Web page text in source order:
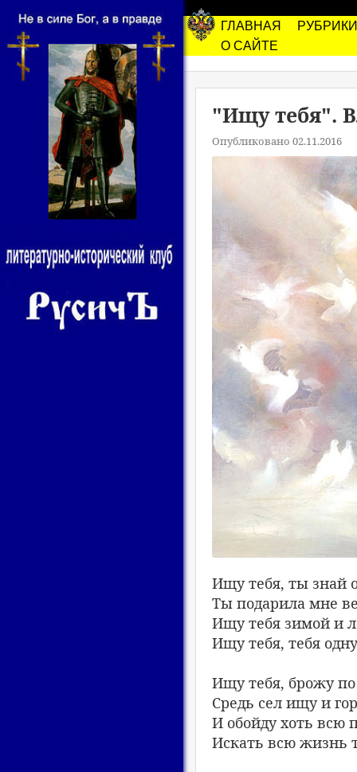
ГЛАВНАЯ
РУБРИКИ
О САЙТЕ
"Ищу тебя".
Опубликовано 02.11.2016
Ищу тебя, ты знай
Ты подарила мне
Ищу тебя зимой и
Ищу тебя, тебя
Ищу тебя, брожу по
Средь сел ищу и
И обойду хоть всю
Искать всю жизнь